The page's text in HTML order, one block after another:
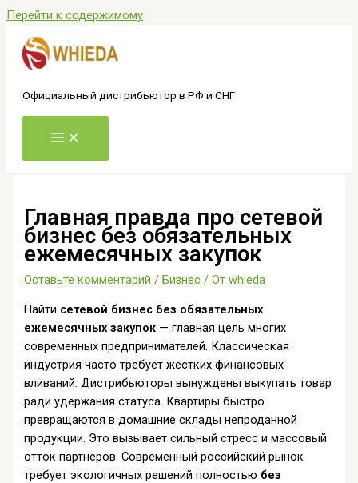
Перейти к содержимому
Официальный дистрибьютор в РФ и СНГ
Главная правда про сетевой
бизнес без обязательных
ежемесячных закупок
Оставьте комментарий /Бизнес / Отwhieda
Найти сетевой бизнес без обязательных
ежемесячных закупок — главная цель многих
современных предпринимателей. Классическая
индустрия часто требует жестких финансовых
вливаний. Дистрибьюторы вынуждены выкупать товар
ради удержания статуса. Квартиры быстро
превращаются в домашние склады непроданной
продукции. Это вызывает сильный стресс и массовый
отток партнеров. Современный российский рынок
требует экологичных решений полностью без